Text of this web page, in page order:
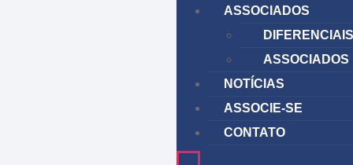
ASSOCIADOS
DIFERENCIAIS
ASSOCIADOS
NOTÍCIAS
ASSOCIE-SE
CONTATO